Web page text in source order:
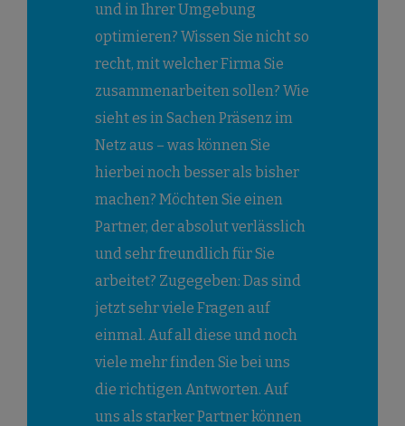
und in Ihrer Umgebung
optimieren? Wissen Sie nicht so
recht, mit welcher Firma Sie
zusammenarbeiten sollen? Wie
sieht es in Sachen Präsenz im
Netz aus – was können Sie
hierbei noch besser als bisher
machen? Möchten Sie einen
Partner, der absolut verlässlich
und sehr freundlich für Sie
arbeitet? Zugegeben: Das sind
jetzt sehr viele Fragen auf
einmal. Auf all diese und noch
viele mehr finden Sie bei uns
die richtigen Antworten. Auf
uns als starker Partner können